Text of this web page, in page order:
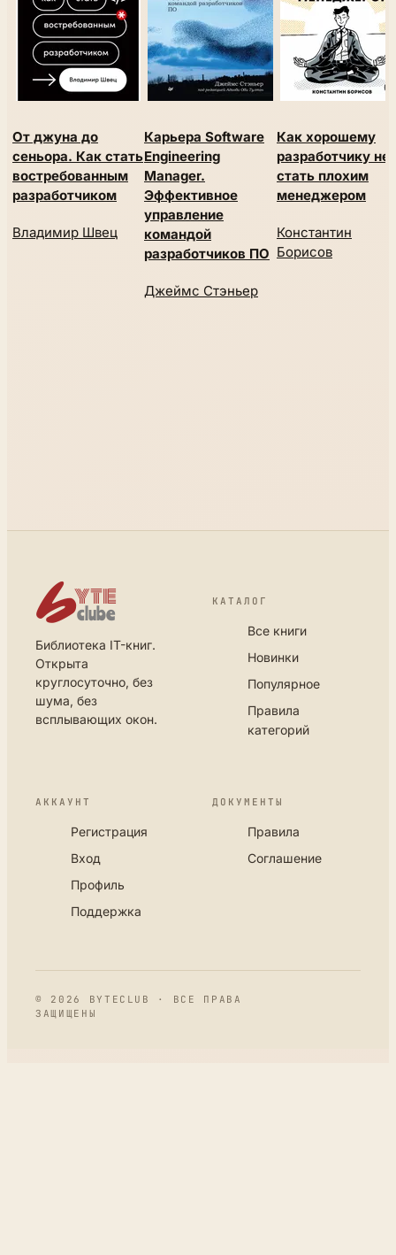
От джуна до
сеньора. Как стать
востребованным
разработчиком
Владимир Швец
Карьера Software
Engineering
Manager.
Эффективное
управление
командой
разработчиков ПО
Джеймс Стэньер
Как хорошему
разработчику не
стать плохим
менеджером
Константин
Борисов
Библиотека IT-книг.
Открыта
круглосуточно, без
шума, без
всплывающих окон.
КАТАЛОГ
Все книги
Новинки
Популярное
Правила
категорий
АККАУНТ
Регистрация
Вход
Профиль
Поддержка
ДОКУМЕНТЫ
Правила
Соглашение
© 2026 BYTECLUB · ВСЕ ПРАВА
ЗАЩИЩЕНЫ